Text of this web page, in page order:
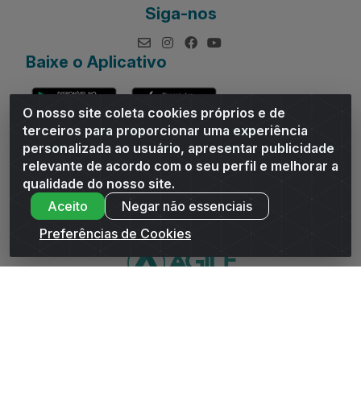
O nosso site coleta cookies próprios e de
terceiros para proporcionar uma experiência
personalizada ao usuário, apresentar publicidade
relevante de acordo com o seu perfil e melhorar a
qualidade do nosso site.
Aceito
Negar não essenciais
Preferências de Cookies
Siga-nos
Baixe o Aplicativo
Andrade Distribuidor - ROD AL 110, n° 1401 - Sitio Moco,
Arapiraca/AL - CEP 57319-300 - CNPJ 10.667.481/0001-47